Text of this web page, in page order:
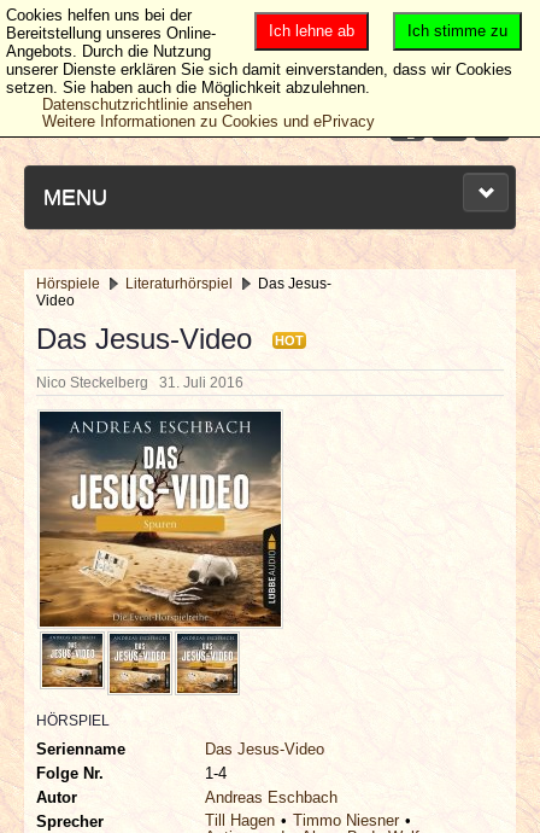
MENU
NEUESTE ARTIKEL
NEWS & DATES
BERICHTE
VERLOSUNGEN
INTERVIEWS
SPECIALS
REDAKTION
LINKS
ARCHIV
Hörspiele Literaturhörspiel
Das Jesus-
Video
Das Jesus-Video HOT
Nico Steckelberg 31. Juli 2016
HÖRSPIEL
Serienname
Das Jesus-Video
Folge Nr.
1-4
Autor
Andreas Eschbach
Sprecher
Till Hagen
Timmo Niesner
Ich stimme zu
Ich lehne ab
Cookies helfen uns bei der
Bereitstellung unseres Online-
Angebots. Durch die Nutzung
unserer Dienste erklären Sie sich damit einverstanden, dass wir Cookies
setzen. Sie haben auch die Möglichkeit abzulehnen.
Datenschutzrichtlinie ansehen
Weitere Informationen zu Cookies und ePrivacy